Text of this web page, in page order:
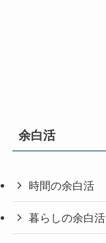
余白活
時間の余白活
暮らしの余白活